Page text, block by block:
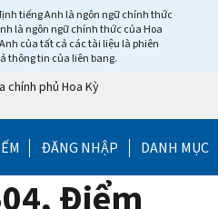
tiếng Anh là ngôn ngữ chính thức
là ngôn ngữ chính thức của Hoa
của tất cả các tài liệu là phiên
thông tin của liên bang.
chính phủ Hoa Kỳ
ĐĂNG NHẬP DANH MỤC
Điểm